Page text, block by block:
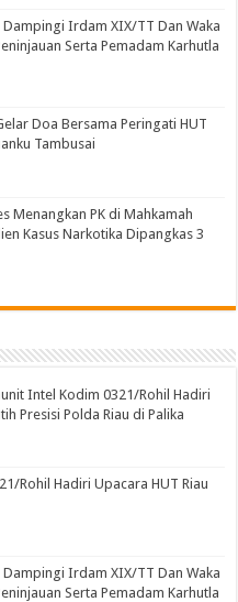
Irdam XIX/TT Dan Waka
Serta Pemadam Karhutla
Doa Bersama Peringati HUT
Tambusai
Menangkan PK di Mahkamah
Kasus Narkotika Dipangkas 3
Intel Kodim 0321/Rohil Hadiri
Presisi Polda Riau di Palika
Rohil Hadiri Upacara HUT Riau
Irdam XIX/TT Dan Waka
Serta Pemadam Karhutla